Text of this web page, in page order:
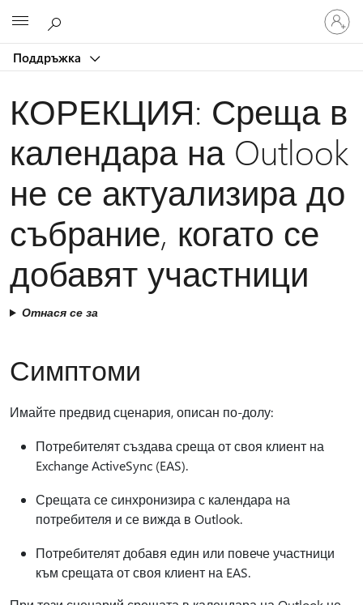
Поддръжка
Влезте
във
вашия
КОРЕКЦИЯ: Среща в
календара на Outlook
не се актуализира до
събрание, когато се
добавят участници
Отнася се за
Симптоми
Имайте предвид сценария, описан по-долу:
Потребителят създава среща от своя клиент на
Exchange ActiveSync (EAS).
Срещата се синхронизира с календара на
потребителя и се вижда в Outlook.
Потребителят добавя един или повече участници
към срещата от своя клиент на EAS.